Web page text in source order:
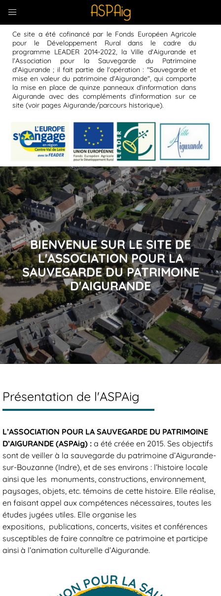
Ce site a été cofinancé par le Fonds Européen Agricole
pour le Développement Rural dans le cadre du
programme LEADER 2014-2022, la Ville d'Aigurande et
l'Association pour la Sauvegarde du Patrimoine
d'Aigurande ; il fait partie de l'opération : "Sauvegarde et
mise en valeur du patrimoine d'Aigurande", qui comporte
la mise en place de quinze panneaux d'information dans
Aigurande avec des compléments d'information sur ce
site (voir pages Aigurande/parcours historique).
prev next
BIENVENUE SUR LE SITE DE
L'ASSOCIATION POUR LA
SAUVEGARDE DU PATRIMOINE
D'AIGURANDE
Présentation de l'ASPAig
L’ASSOCIATION POUR LA SAUVEGARDE DU PATRIMOINE
D’AIGURANDE (ASPAig) : a été créée en 2015. Ses objectifs
sont de veiller à la sauvegarde du patrimoine d’Aigurande-
sur-Bouzanne (Indre), et de ses environs : l’histoire locale
ainsi que les monuments, constructions, environnement,
paysages, objets, etc. témoins de cette histoire. Elle réalise,
en faisant appel aux compétences nécessaires, toutes les
études jugées utiles. Elle organise les
expositions, publications, concerts, visites et conférences
susceptibles de faire connaître ce patrimoine et participe
ainsi à l’animation culturelle d’Aigurande.